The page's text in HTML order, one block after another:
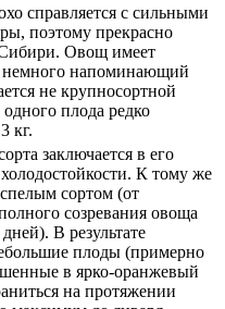
справляется с сильными
поэтому прекрасно
Овощ имеет
немного напоминающий
не крупносортной
плода редко
кг.
заключается в его
К тому же
сортом (от
созревания овоща
В результате
плоды (примерно
в ярко-оранжевый
на протяжении